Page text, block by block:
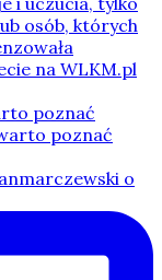
poznać
o